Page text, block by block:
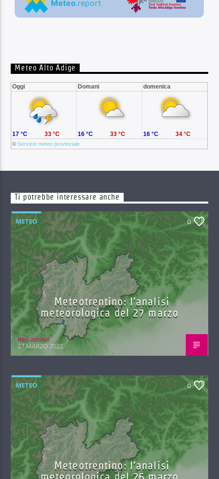
Meteo Alto Adige
Oggi Domani domenica
©Servizio meteo provinciale
17 °C 33 °C 16 °C 33 °C 16 °C 34 °C
Ti potrebbe interessare anche
METEO 0
Meteotrentino: l’analisi
meteorologica del 27 marzo
Red.azione
27 MARZO 2022
METEO 0
Meteotrentino: l’analisi